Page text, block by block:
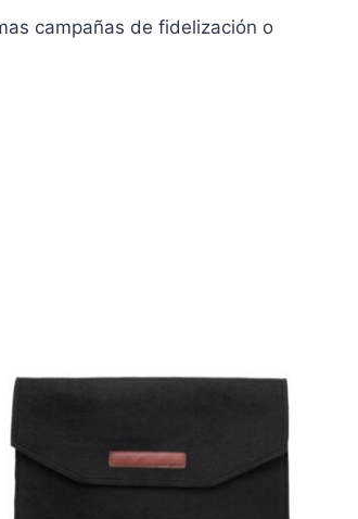
campañas de fidelización o